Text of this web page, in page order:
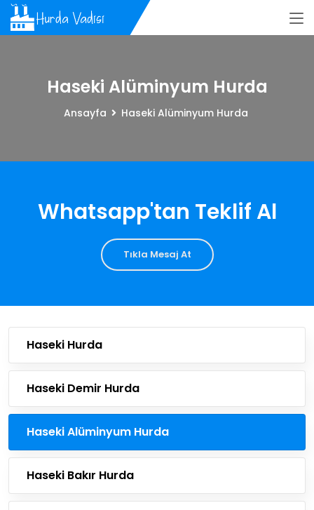
Haseki Alüminyum Hurda
Ansayfa Haseki Alüminyum Hurda
Whatsapp'tan Teklif Al
Tıkla Mesaj At
Haseki Hurda
Haseki Demir Hurda
Haseki Alüminyum Hurda
Haseki Bakır Hurda